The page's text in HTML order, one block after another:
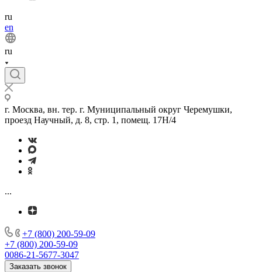
ru
en
ru
г. Москва, вн. тер. г. Муниципальный округ Черемушки,
проезд Научный, д. 8, стр. 1, помещ. 17Н/4
...
+7 (800) 200-59-09
+7 (800) 200-59-09
0086-21-5677-3047
Заказать звонок